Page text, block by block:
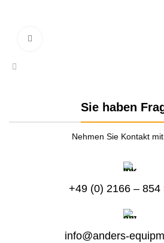
Sie haben
Nehmen Sie Kontakt
+49 (0) 2166 – 854
info@anders-